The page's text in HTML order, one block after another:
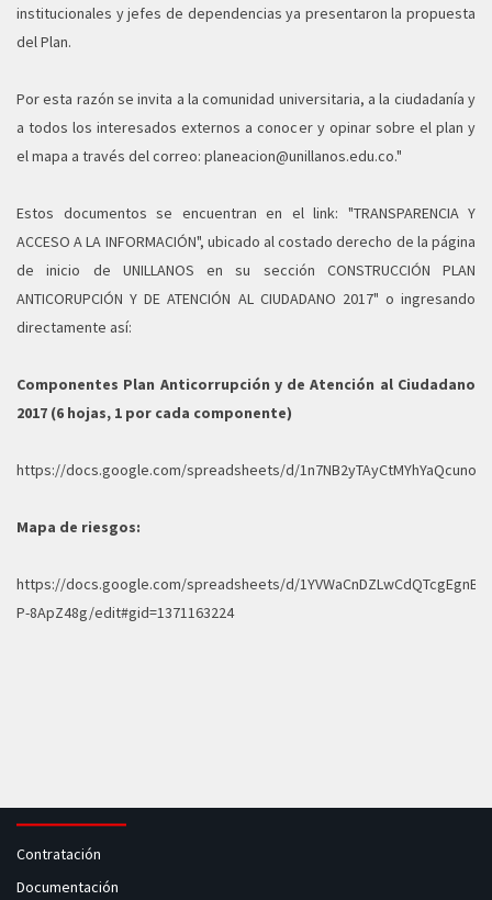
institucionales y jefes de dependencias ya presentaron la propuesta
del Plan.
Por esta razón se invita a la comunidad universitaria, a la ciudadanía y
a todos los interesados externos a conocer y opinar sobre el plan y
el mapa a través del correo: planeacion@unillanos.edu.co."
Estos documentos se encuentran en el link: "TRANSPARENCIA Y
ACCESO A LA INFORMACIÓN", ubicado al costado derecho de la página
de inicio de UNILLANOS en su sección CONSTRUCCIÓN PLAN
ANTICORUPCIÓN Y DE ATENCIÓN AL CIUDADANO 2017" o ingresando
directamente así:
Componentes Plan Anticorrupción y de Atención al Ciudadano
2017 (6 hojas, 1 por cada componente)
https://docs.google.com/spreadsheets/d/
Mapa de riesgos:
https://docs.google.com/spreadsheets/d/
P-8ApZ48g/edit#gid=1371163224
Contratación
Documentación